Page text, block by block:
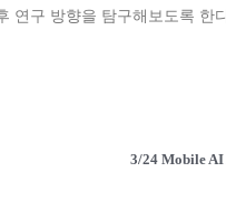
연구 방향을 탐구해보도록 한
3/24 Mobile